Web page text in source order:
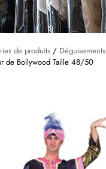
de produits / Déguisements
de Bollywood Taille 48/50